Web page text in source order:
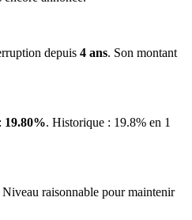
depuis 4 ans. Son montant
19.80%. Historique : 19.8% en 1
Niveau raisonnable pour maintenir